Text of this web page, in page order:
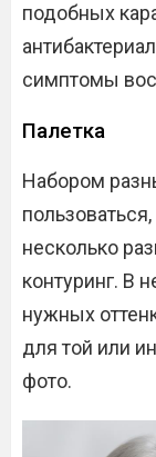
подобных
симптомы
Палетка
Набором
несколько
контуринг. В
нужных
для той или
фото.